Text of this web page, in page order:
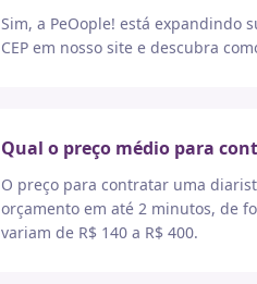
Sim, a PeOople! está expandindo
CEP em nosso site e descubra
Qual o preço médio para
O preço para contratar uma
orçamento em até 2 minutos, de
variam de R$ 140 a R$ 400.